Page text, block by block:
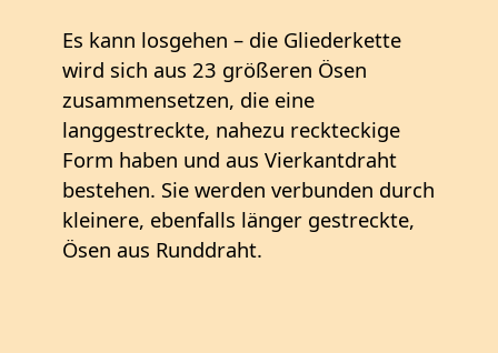
Es kann losgehen – die Gliederkette
wird sich aus 23 größeren Ösen
zusammensetzen, die eine
langgestreckte, nahezu reckteckige
Form haben und aus Vierkantdraht
bestehen. Sie werden verbunden durch
kleinere, ebenfalls länger gestreckte,
Ösen aus Runddraht.